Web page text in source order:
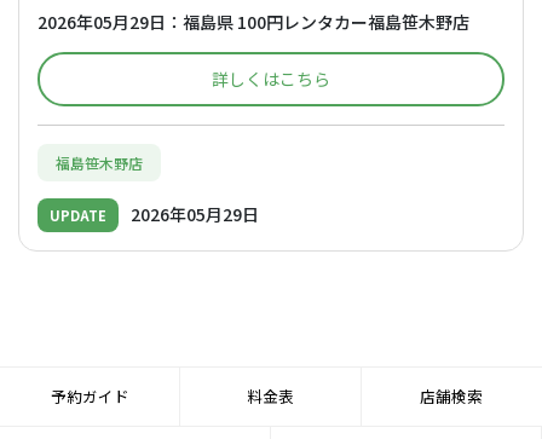
2026年05月29日：福島県 100円レンタカー福島笹木野店
詳しくはこちら
福島笹木野店
UPDATE 2026年05月29日
予約ガイド 料金表 店舗検索